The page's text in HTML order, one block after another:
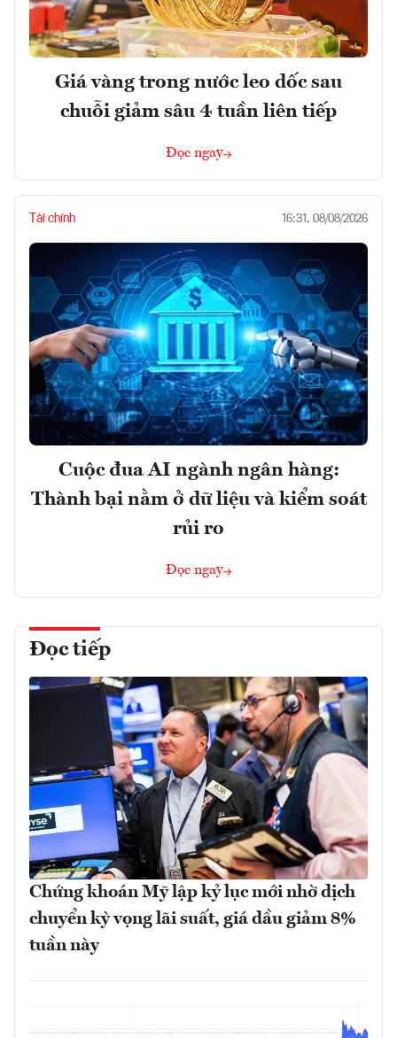
Giá vàng trong nước leo dốc sau
chuỗi giảm sâu 4 tuần liên tiếp
Đọc ngay
Tài chính 16:31, 08/08/2026
Cuộc đua AI ngành ngân hàng:
Thành bại nằm ở dữ liệu và kiểm soát
rủi ro
Đọc ngay
Đọc tiếp
Chứng khoán Mỹ lập kỷ lục mới nhờ dịch
chuyển kỳ vọng lãi suất, giá dầu giảm 8%
tuần này